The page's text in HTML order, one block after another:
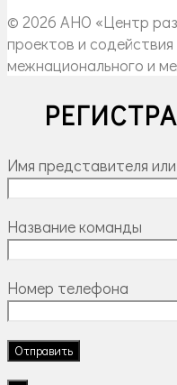
© 2026 АНО «Центр
проектов и
межнационального и
Имя представителя
Название команды
Номер телефона